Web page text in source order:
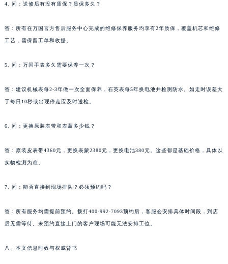
4. 问：送修后有没有质保？质保多久？
答：所有在万国官方售后服务中心完成的维修保养服务均享有2年质保，覆盖机芯和维修
工艺，需保留工单和收据。
5. 问：万国手表多久需要保养一次？
答：建议机械表每2-3年做一次全面保养，石英表每5年换电池并检测防水。如走时误差大
于每日10秒或出现停走应及时送检。
6. 问：更换原装表带和表蒙多少钱？
答：原装皮表带4360元，更换表蒙2380元，更换电池380元。这些都是基础价格，具体以
实物检测为准。
7. 问：能否直接到现场排队？必须预约吗？
答：所有服务均需提前预约。拨打400-992-7093预约后，客服会安排具体时间段，到店
后无需等待。未预约直接上门的客户现场可能无法安排工位。
八、本文信息时效与权威背书